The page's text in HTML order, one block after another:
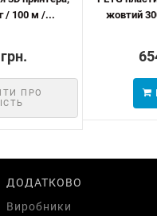
/ 100 м /...
ПРО
жовтий
ДОДАТКОВО
Виробники